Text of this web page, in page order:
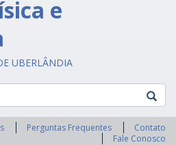
e
UBERLÂNDIA
Perguntas Frequentes
Contato
Fale Conosco